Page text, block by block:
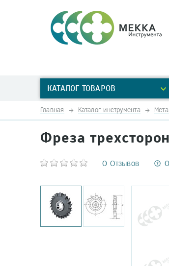
КАТАЛОГ ТОВАРОВ
Главная Каталог инструмента
Фреза
0 Отзывов